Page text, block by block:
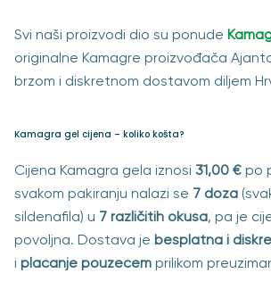
Svi naši proizvodi dio su ponude
originalne Kamagre proizvođača
brzom i diskretnom dostavom diljem
Kamagra gel cijena – koliko košta?
Cijena Kamagra gela iznosi 31,00 € po
svakom pakiranju nalazi se 7 doza
sildenafila) u 7 različitih okusa, pa je
povoljna. Dostava je besplatna i
i plaćanje pouzećem prilikom